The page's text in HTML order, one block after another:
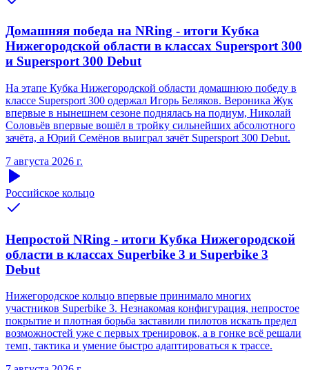
Домашняя победа на NRing - итоги Кубка
Нижегородской области в классах Supersport 300
и Supersport 300 Debut
На этапе Кубка Нижегородской области домашнюю победу в
классе Supersport 300 одержал Игорь Беляков. Вероника Жук
впервые в нынешнем сезоне поднялась на подиум, Николай
Соловьёв впервые вошёл в тройку сильнейших абсолютного
зачёта, а Юрий Семёнов выиграл зачёт Supersport 300 Debut.
7 августа 2026 г.
Российское кольцо
Непростой NRing - итоги Кубка Нижегородской
области в классах Superbike 3 и Superbike 3
Debut
Нижегородское кольцо впервые принимало многих
участников Superbike 3. Незнакомая конфигурация, непростое
покрытие и плотная борьба заставили пилотов искать предел
возможностей уже с первых тренировок, а в гонке всё решали
темп, тактика и умение быстро адаптироваться к трассе.